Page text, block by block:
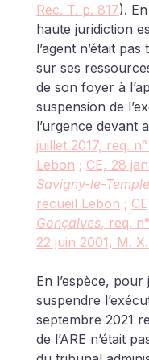
Rec. T. p. 817).
haute juridiction
l’agent n’était
sur ses
de son foyer à
suspension de
l’urgence devant
juillet 2017, req.
Lebon ; CE, 28
Savigny-le-Temple
recueil Lebon ;
Gonçalves, req.
22 juin 2001, M.
En l’espèce, pour
suspendre
septembre 2021
de l’ARE n’était